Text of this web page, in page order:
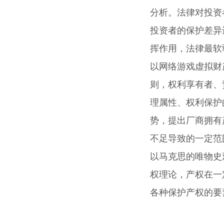
分析。法律对投
投资者的保护差
挥作用，法律最
以网络游戏虚拟
则，权利享有者
理属性、权利保
势，提出厂商拥
不足导致的一定
以马克思的唯物
权理论，产权在
各种保护产权的